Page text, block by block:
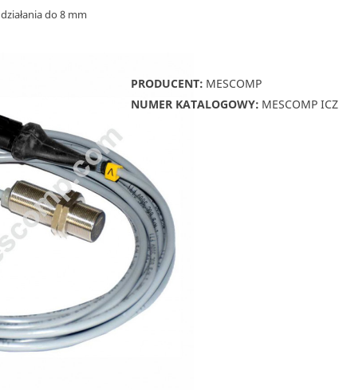
do 8 mm
PRODUCENT: MESCOMP
NUMER KATALOGOWY: MESCOMP ICZ